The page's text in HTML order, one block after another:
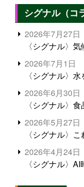
シグナル（コ
2026年7月27日
〈シグナル〉
2026年7月1日
〈シグナル〉
2026年6月30日
〈シグナル〉
2026年5月27日
〈シグナル〉
2026年4月24日
〈シグナル〉